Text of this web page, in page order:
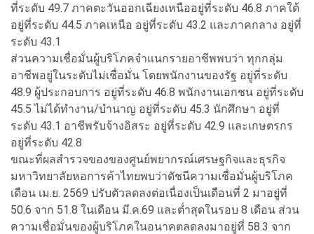
ที่ระดับ 49.7 ภาคตะวันออกเฉียงเหนืออยู่ที่ระดับ 46.8 ภาคใต้
อยู่ที่ระดับ 44.5 ภาคเหนือ อยู่ที่ระดับ 43.2 และภาคกลาง อยู่ที่
ระดับ 43.1
ส่วนความเชื่อมั่นผู้บริโภคจำแนกรายอาชีพพบว่า ทุกกลุ่ม
อาชีพอยู่ในระดับไม่เชื่อมั่น โดยพนักงานของรัฐ อยู่ที่ระดับ
48.9 ผู้ประกอบการ อยู่ที่ระดับ 46.8 พนักงานเอกชน อยู่ที่ระดับ
45.5 ไม่ได้ทำงาน/บำนาญ อยู่ที่ระดับ 45.3 นักศึกษา อยู่ที่
ระดับ 43.1 อาชีพรับจ้างอิสระ อยู่ที่ระดับ 42.9 และเกษตรกร
อยู่ที่ระดับ 42.8
ขณะที่ผลสำรวจของของศูนย์พยากรณ์เศรษฐกิจและธุรกิจ
มหาวิทยาลัยหอการค้าไทยพบว่าดัชนีความเชื่อมั่นผู้บริโภค
เดือน เม.ย. 2569 ปรับตัวลดลงต่อเนื่องเป็นเดือนที่ 2 มาอยู่ที่
50.6 จาก 51.8 ในเดือน มี.ค.69 และต่ำสุดในรอบ 8 เดือน ส่วน
ความเชื่อมั่นของผู้บริโภคในอนาคตลดลงมาอยู่ที่ 58.3 จาก